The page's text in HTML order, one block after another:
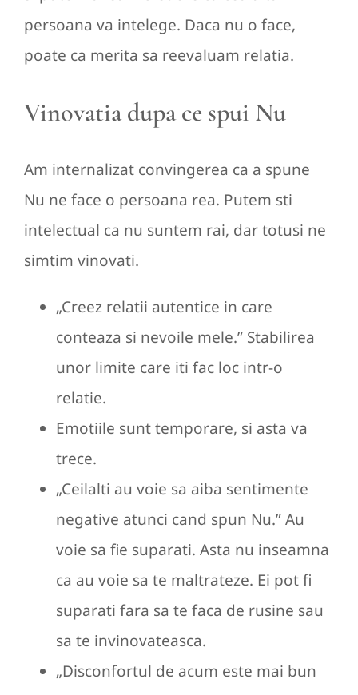
persoana va intelege. Daca nu o face,
poate ca merita sa reevaluam relatia.
Vinovatia dupa ce spui Nu
Am internalizat convingerea ca a spune
Nu ne face o persoana rea. Putem sti
intelectual ca nu suntem rai, dar totusi ne
simtim vinovati.
„Creez relatii autentice in care
conteaza si nevoile mele.” Stabilirea
unor limite care iti fac loc intr-o
relatie.
Emotiile sunt temporare, si asta va
trece.
„Ceilalti au voie sa aiba sentimente
negative atunci cand spun Nu.” Au
voie sa fie suparati. Asta nu inseamna
ca au voie sa te maltrateze. Ei pot fi
suparati fara sa te faca de rusine sau
sa te invinovateasca.
„Disconfortul de acum este mai bun